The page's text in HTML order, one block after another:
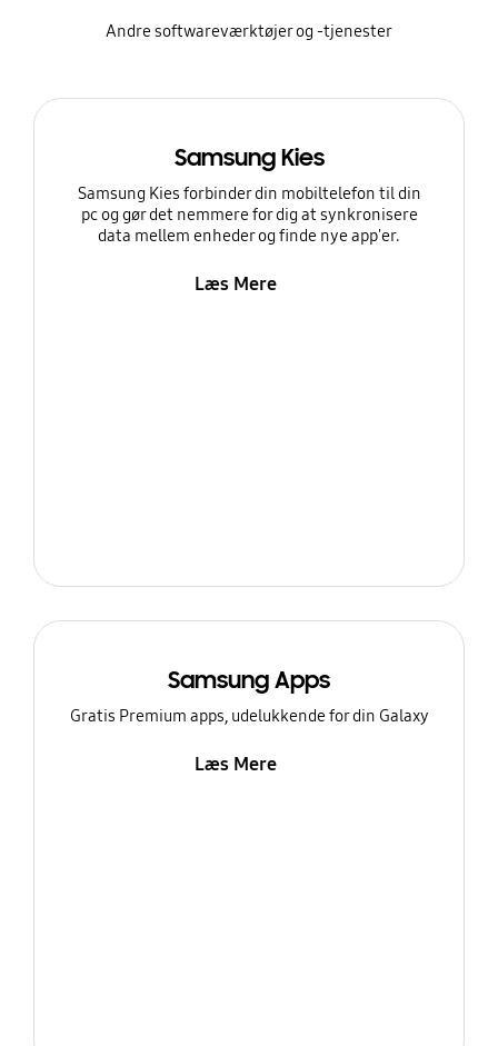
Andre softwareværktøjer og -tjenester
Samsung Kies
Samsung Kies forbinder din mobiltelefon til din
pc og gør det nemmere for dig at synkronisere
data mellem enheder og finde nye app'er.
Læs Mere
Samsung Apps
Gratis Premium apps, udelukkende for din Galaxy
Læs Mere